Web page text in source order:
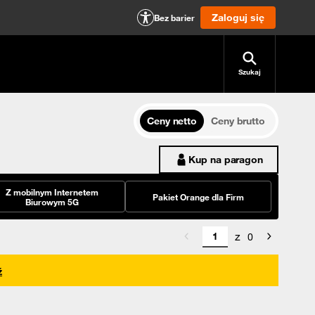
Bez barier Zaloguj się
Szukaj
Ceny netto
Ceny brutto
Kup na paragon
Z mobilnym Internetem
Biurowym 5G
Pakiet Orange dla Firm
z 0